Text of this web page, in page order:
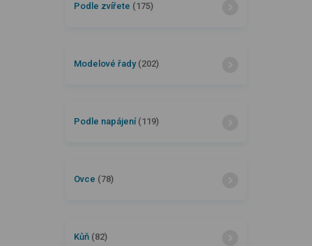
Podle zvířete (175)
Modelové řady (202)
Podle napájení (119)
Ovce (78)
Kůň (82)